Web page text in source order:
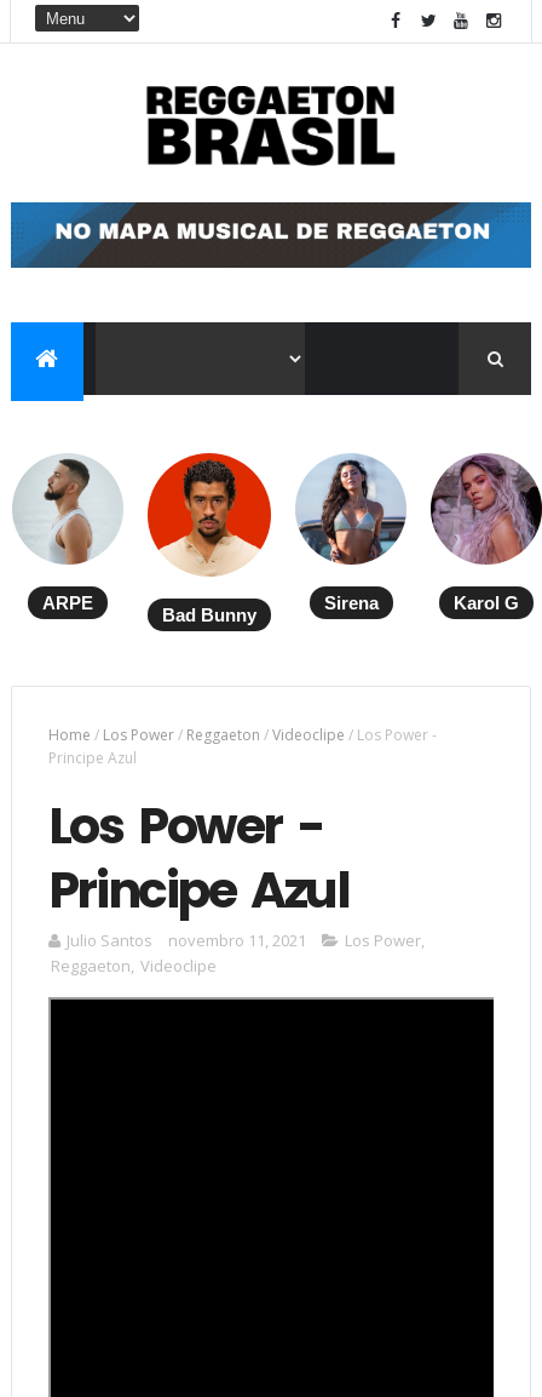
ARPE
Bad Bunny
Sirena Karol G
Home / Los Power/ Reggaeton /Videoclipe / Los Power -
Principe Azul
Los Power -
Principe Azul
Julio Santos novembro 11, 2021 Los Power,
Reggaeton, Videoclipe